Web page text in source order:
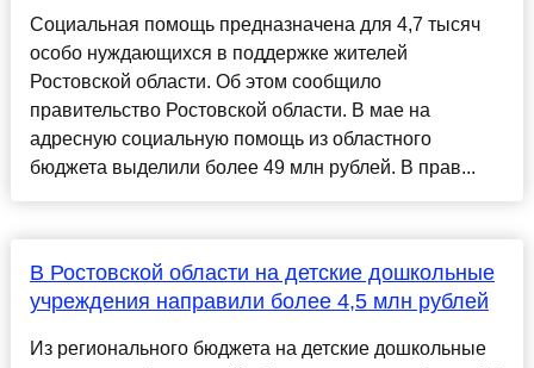
Социальная помощь предназначена для 4,7 тысяч
особо нуждающихся в поддержке жителей
Ростовской области. Об этом сообщило
правительство Ростовской области. В мае на
адресную социальную помощь из областного
бюджета выделили более 49 млн рублей. В прав...
В Ростовской области на детские дошкольные
учреждения направили более 4,5 млн рублей
Из регионального бюджета на детские дошкольные